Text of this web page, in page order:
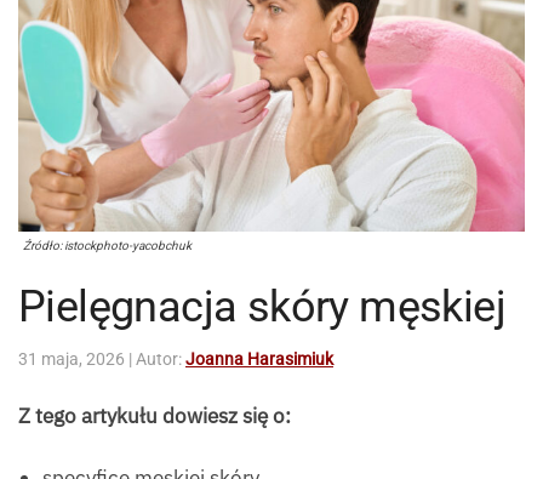
Źródło: istockphoto-yacobchuk
Pielęgnacja skóry męskiej
31 maja, 2026 | Autor:Joanna Harasimiuk
Z tego artykułu dowiesz się o: